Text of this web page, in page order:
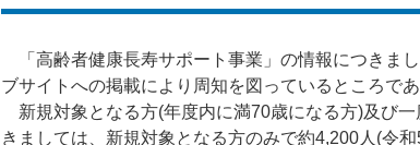
「高齢者健康長寿サポート事業」の情報につきま
ブサイトへの掲載により周知を図っているところであ
新規対象となる方(年度内に満70歳になる方)及び
きましては、新規対象となる方のみで約4,200人(令